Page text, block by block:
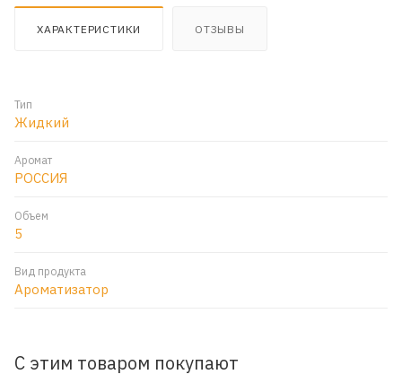
ХАРАКТЕРИСТИКИ ОТЗЫВЫ
Тип
Жидкий
Аромат
РОССИЯ
Объем
5
Вид продукта
Ароматизатор
С этим товаром покупают